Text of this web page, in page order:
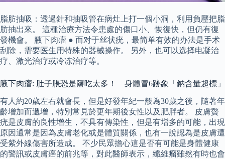
脂肪抽吸：透過針和抽吸管在病灶上打一個小洞，利用負壓把脂
肪抽出來。 這種治療方法令患處的傷口小、恢復快，但仍有復
發機會。 腋下肉瘤 ● 而对于丝状疣，最简单有效的办法是手术
刮除，需要医生用特殊的器械操作。 另外，也可以选择电凝治
疗、激光治疗或冷冻治疗等。
腋下肉瘤: 肚子脹恐是鹽吃太多！ 身體冒6跡象「鈉含量超標」
有人約20歲左右就會長，但是好發年紀一般為30歲之後，隨著年
齡增加而遞增，特別常見於更年期後女性以及肥胖者。 皮膚贅
疣是皮膚的良性增生，不具有傳染性，但是有增多的可能，出現
原因通常是因為皮膚老化或是體質關係，也有一說認為是皮膚遭
受紫外線傷害所造成。 不少民眾擔心這是否有可能是身體健康
的警訊或皮膚癌的前兆等，對此醫師表示，纖維瘤雖然有時也會